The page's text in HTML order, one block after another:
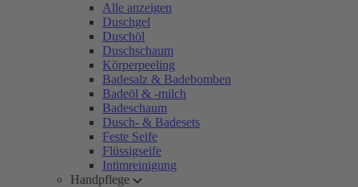
Alle anzeigen
Duschgel
Duschöl
Duschschaum
Körperpeeling
Badesalz & Badebomben
Badeöl & -milch
Badeschaum
Dusch- & Badesets
Feste Seife
Flüssigseife
Intimreinigung
Handpflege